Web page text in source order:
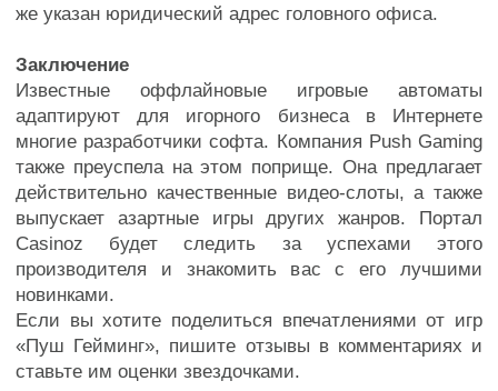
же указан юридический адрес головного офиса.
Заключение
Известные оффлайновые игровые автоматы
адаптируют для игорного бизнеса в Интернете
многие разработчики софта. Компания Push Gaming
также преуспела на этом поприще. Она предлагает
действительно качественные видео-слоты, а также
выпускает азартные игры других жанров. Портал
Casinoz будет следить за успехами этого
производителя и знакомить вас с его лучшими
новинками.
Если вы хотите поделиться впечатлениями от игр
«Пуш Гейминг», пишите отзывы в комментариях и
ставьте им оценки звездочками.